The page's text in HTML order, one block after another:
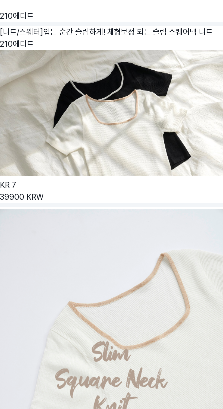
210에디트
[니트/스웨터]입는 순간 슬림하게! 체형보정 되는 슬림 스퀘어넥 니트
210에디트
KR 7
39900 KRW